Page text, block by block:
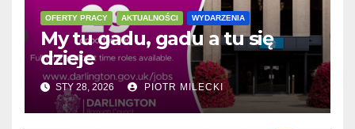
OFERTY PRACY AKTUALNOŚCI WYDARZENIA
My tu gadu, gadu a tu się
dzieje
STY 28, 2026 PIOTR MILECKI